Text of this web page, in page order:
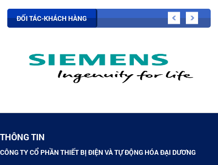
ĐỐI TÁC-KHÁCH HÀNG
THÔNG TIN
CÔNG TY CỔ PHẦN THIẾT BỊ ĐIỆN VÀ TỰ ĐỘNG HÓA ĐẠI DƯƠNG